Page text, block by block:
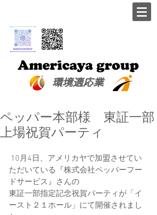
​環境適応業
ペッパー本部様 東証一部
上場祝賀パーティ
ただいている『株式会社ペッパーフー
ドサービス』さんの
東証一部指定記念祝賀パーティが「イ
ースト２１ホール」にて開催されまし